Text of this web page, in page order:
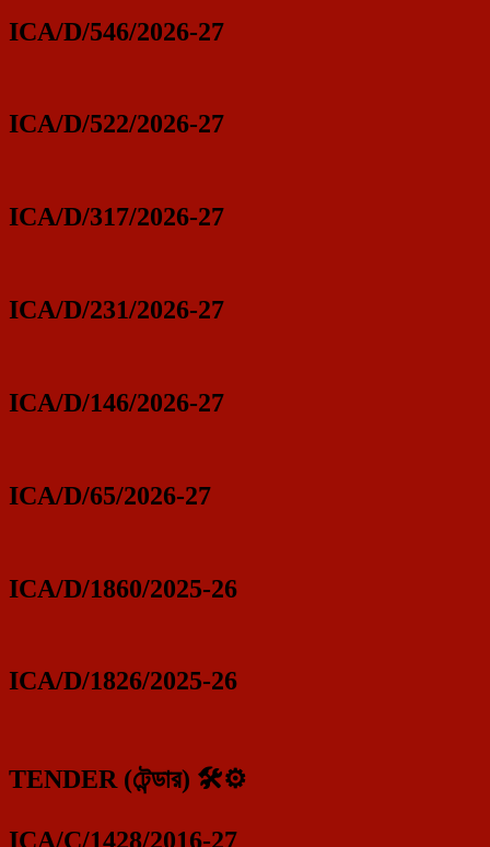
ICA/D/546/2026-27
ICA/D/522/2026-27
ICA/D/317/2026-27
ICA/D/231/2026-27
ICA/D/146/2026-27
ICA/D/65/2026-27
ICA/D/1860/2025-26
ICA/D/1826/2025-26
TENDER (টেন্ডার) 🛠️⚙️
ICA/C/1428/2016-27